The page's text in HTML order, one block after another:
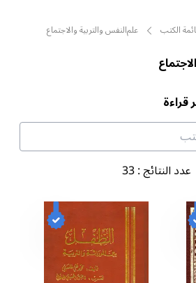
الکتب علم‌النفس والتربية والاجتماع
قراءة
عدد النتائج:
33